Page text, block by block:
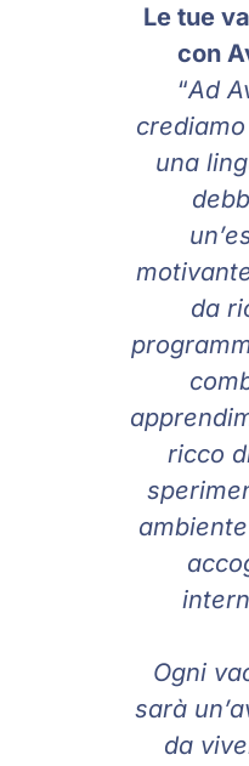
Le tue
con
“Ad
una
da
ricco
Ogni
sarà
da